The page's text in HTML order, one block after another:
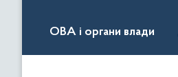
ОВА і органи влади